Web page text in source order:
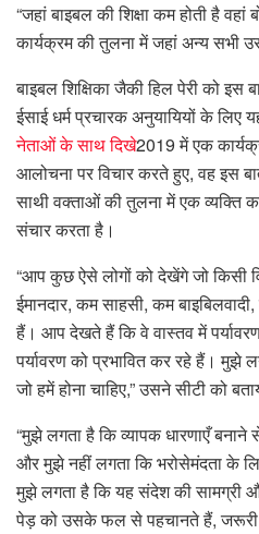
“जहां बाइबल की शिक्षा कम होती है
कार्यक्रम की तुलना में जहां अन्य सभी
बाइबल शिक्षिका जैकी हिल पेरी को इस
ईसाई धर्म प्रचारक अनुयायियों के लिए
नेताओं के साथ दिखे2019 में एक
आलोचना पर विचार करते हुए, वह इस
साथी वक्ताओं की तुलना में एक व्यक्ति
संचार करता है।
“आप कुछ ऐसे लोगों को देखेंगे जो किसी
ईमानदार, कम साहसी, कम
हैं। आप देखते हैं कि वे वास्तव में
पर्यावरण को प्रभावित कर रहे हैं। मुझे
जो हमें होना चाहिए,” उसने सीटी को
“मुझे लगता है कि व्यापक धारणाएँ
और मुझे नहीं लगता कि भरोसेमंदता के
मुझे लगता है कि यह संदेश की सामग्री
पेड़ को उसके फल से पहचानते हैं, जरूरी